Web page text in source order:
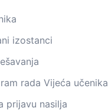
izostanci
rada Vijeća učenika
prijavu nasilja